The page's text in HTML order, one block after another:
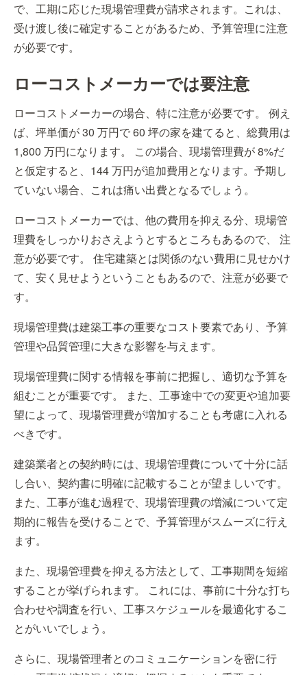
で、工期に応じた現場管理費が請求されます。これは、
受け渡し後に確定することがあるため、予算管理に注意
が必要です。
ローコストメーカーでは要注意
ローコストメーカーの場合、特に注意が必要です。 例え
ば、坪単価が 30 万円で 60 坪の家を建てると、総費用は
1,800 万円になります。 この場合、現場管理費が 8%だ
と仮定すると、144 万円が追加費用となります。予期し
ていない場合、これは痛い出費となるでしょう。
ローコストメーカーでは、他の費用を抑える分、現場管
理費をしっかりおさえようとするところもあるので、 注
意が必要です。 住宅建築とは関係のない費用に見せかけ
て、安く見せようということもあるので、注意が必要で
す。
現場管理費は建築工事の重要なコスト要素であり、予算
管理や品質管理に大きな影響を与えます。
現場管理費に関する情報を事前に把握し、適切な予算を
組むことが重要です。 また、工事途中での変更や追加要
望によって、現場管理費が増加することも考慮に入れる
べきです。
建築業者との契約時には、現場管理費について十分に話
し合い、契約書に明確に記載することが望ましいです。
また、工事が進む過程で、現場管理費の増減について定
期的に報告を受けることで、予算管理がスムーズに行え
ます。
また、現場管理費を抑える方法として、工事期間を短縮
することが挙げられます。 これには、事前に十分な打ち
合わせや調査を行い、工事スケジュールを最適化するこ
とがいいでしょう。
さらに、現場管理者とのコミュニケーションを密に行